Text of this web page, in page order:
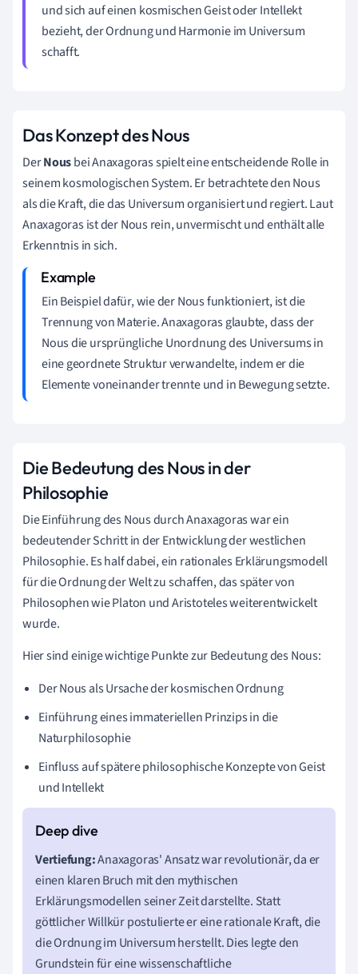
und sich auf einen kosmischen Geist oder Intellekt
bezieht, der Ordnung und Harmonie im Universum
schafft.
Das Konzept des Nous
DerNousbei Anaxagoras spielt eine entscheidende Rolle in
seinem kosmologischen System. Er betrachtete den Nous
als die Kraft, die das Universum organisiert und regiert. Laut
Anaxagoras ist der Nous rein, unvermischt und enthält alle
Erkenntnis in sich.
Ein Beispiel dafür, wie der Nous funktioniert, ist die
Trennung von Materie. Anaxagoras glaubte, dass der
Nous die ursprüngliche Unordnung des Universums in
eine geordnete Struktur verwandelte, indem er die
Elemente voneinander trennte und in Bewegung setzte.
Die Bedeutung des Nous in der
Philosophie
Die Einführung des Nous durch Anaxagoras war ein
bedeutender Schritt in der Entwicklung der westlichen
Philosophie. Es half dabei, ein rationales Erklärungsmodell
für die Ordnung der Welt zu schaffen, das später von
Philosophen wie Platon und Aristoteles weiterentwickelt
wurde.
Hier sind einige wichtige Punkte zur Bedeutung des Nous:
Der Nous als Ursache der kosmischen Ordnung
Einführung eines immateriellen Prinzips in die
Naturphilosophie
Einfluss auf spätere philosophische Konzepte von Geist
und Intellekt
Vertiefung:Anaxagoras' Ansatz war revolutionär, da er
einen klaren Bruch mit den mythischen
Erklärungsmodellen seiner Zeit darstellte. Statt
göttlicher Willkür postulierte er eine rationale Kraft, die
die Ordnung im Universum herstellt. Dies legte den
Grundstein für eine wissenschaftliche